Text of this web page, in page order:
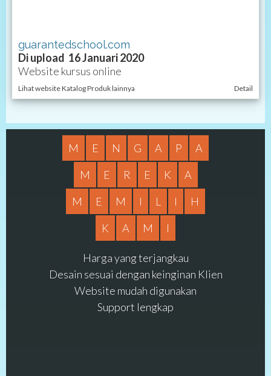
guarantedschool.com
Di upload 16 Januari 2020
Website kursus online
Lihat website Katalog Produk lainnya Detail
M E N G A P
A
M
E R E K
A
M
E M I L I
H
K
A M I
Harga yang terjangkau
Desain sesuai dengan keinginan Klien
Website mudah digunakan
Support lengkap